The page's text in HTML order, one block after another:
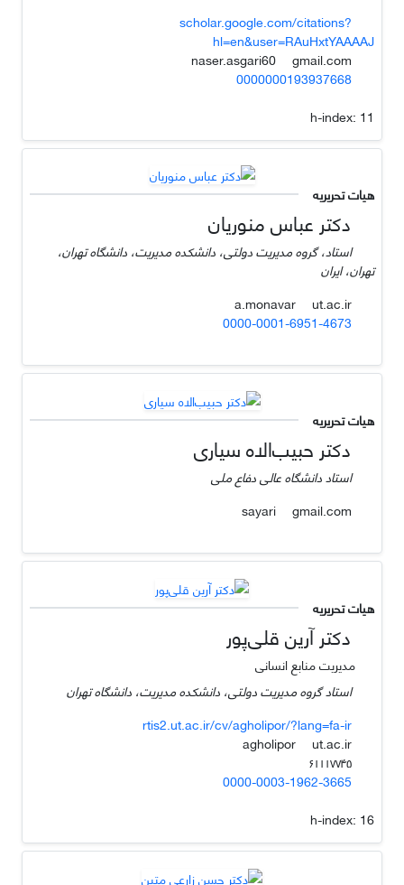
scholar.google.com/citations?
hl=en&user=RAuHxtYAAAAJ
gmail.com
0000000193937668
h-index: 11
هیات تحریریه
دکتر عباس منوریان
استاد، گروه مدیریت دولتی، دانشکده مدیریت، دانشگاه تهران،
تهران، ایران
a.monavar
ut.ac.ir
0000-0001-6951-4673
هیات تحریریه
دکتر حبیب‌الاه سیاری
استاد دانشگاه عالی دفاع ملی
gmail.com
هیات تحریریه
دکتر آرین قلی‌پور
مدیریت منابع انسانی
استاد گروه مدیریت دولتی، دانشکده مدیریت، دانشگاه تهران
rtis2.ut.ac.ir/cv/agholipor/?lang=fa-ir
agholipor
ut.ac.ir
۶۱۱۱۷۷۴۵
0000-0003-1962-3665
h-index: 16